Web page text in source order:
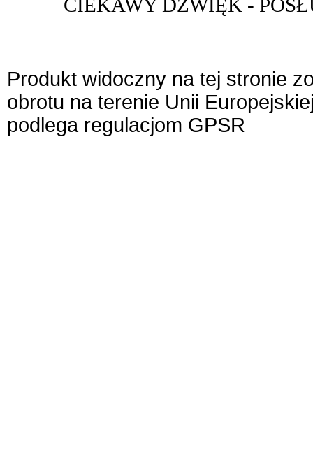
CIEKAWY DŹWIĘK -
Produkt widoczny na tej stronie
obrotu na terenie Unii
podlega regulacjom GPSR